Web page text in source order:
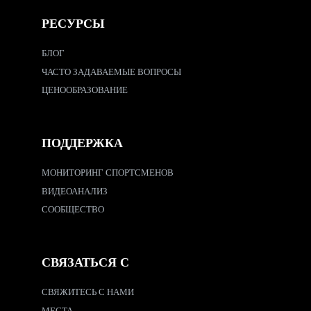
РЕСУРСЫ
БЛОГ
ЧАСТО ЗАДАВАЕМЫЕ ВОПРОСЫ
ЦЕНООБРАЗОВАНИЕ
ПОДДЕРЖКА
МОНИТОРИНГ СПОРТСМЕНОВ
ВИДЕОАНАЛИЗ
СООБЩЕСТВО
СВЯЗАТЬСЯ С
СВЯЖИТЕСЬ С НАМИ